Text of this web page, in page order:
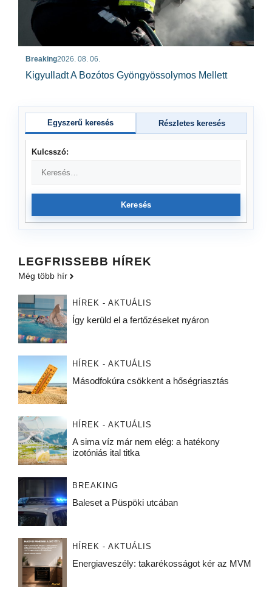
Breaking2026. 08. 06.
Kigyulladt A Bozótos Gyöngyössolymos Mellett
Egyszerű keresés Részletes keresés
Kulcsszó:
Keresés
LEGFRISSEBB HÍREK
Még több hír
HÍREK - AKTUÁLIS
Így kerüld el a fertőzéseket nyáron
HÍREK - AKTUÁLIS
Másodfokúra csökkent a hőségriasztás
HÍREK - AKTUÁLIS
A sima víz már nem elég: a hatékony
izotóniás ital titka
BREAKING
Baleset a Püspöki utcában
HÍREK - AKTUÁLIS
Energiaveszély: takarékosságot kér az MVM